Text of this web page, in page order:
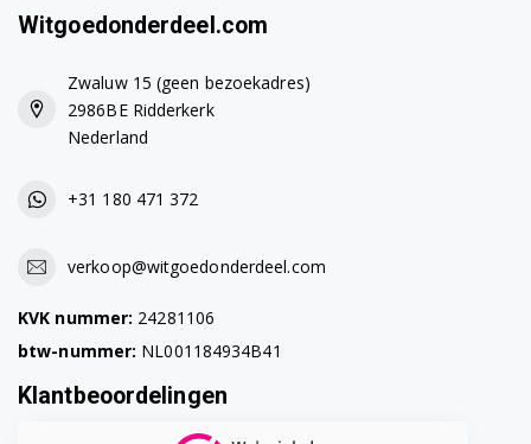
WMB71421 7111661100
WMB71421M 7107441500
WMB71422 7111641400
WMB71431A 7100641200
WMB71431M 7132342100
Witgoedonderdeel.com
Zwaluw 15 (geen bezoekadres)
2986BE Ridderkerk
Nederland
+31 180 471 372
verkoop@witgoedonderdeel.com
KVK nummer: 24281106
btw-nummer: NL001184934B41
Klantbeoordelingen